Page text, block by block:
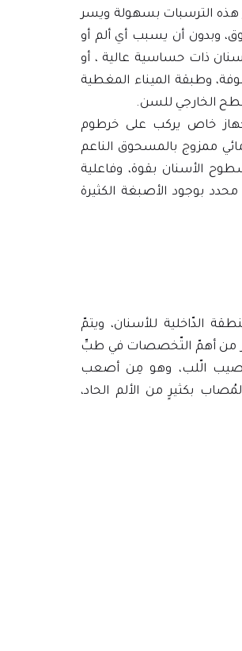
هذه الترسبات بسهولة ويسر
وبدون أن يسبب أي ألم أو
ذات حساسية عالية ، أو
وطبقة الميناء المغطية
الخارجي للسن.
خاص يركب على خرطوم
ممزوج بالمسحوق الناعم
الأسنان بقوة، وفاعلية
بوجود الأصبغة الكثيرة
الدّاخلية للأسنان، ويتمّ
من أهمّ التّخصصات في طبِّ
تُصيب الّلب، وهو مِن أصعب
بكثيرٍ من الألم الحاد،